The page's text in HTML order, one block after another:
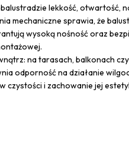
lekkość, otwartość,
mechaniczne sprawia, że
wysoką nośność oraz
na tarasach, balkonach
odporność na działanie
czystości i zachowanie jej